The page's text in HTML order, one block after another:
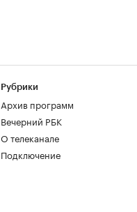
Рубрики
Архив программ
Вечерний РБК
О телеканале
Подключение